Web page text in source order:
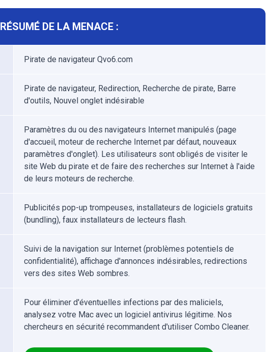
RÉSUMÉ DE LA MENACE :
Pirate de navigateur Qvo6.com
Pirate de navigateur, Redirection, Recherche de pirate, Barre
d'outils, Nouvel onglet indésirable
Paramètres du ou des navigateurs Internet manipulés (page
d'accueil, moteur de recherche Internet par défaut, nouveaux
paramètres d'onglet). Les utilisateurs sont obligés de visiter le
site Web du pirate et de faire des recherches sur Internet à l'aide
de leurs moteurs de recherche.
Publicités pop-up trompeuses, installateurs de logiciels gratuits
(bundling), faux installateurs de lecteurs flash.
Suivi de la navigation sur Internet (problèmes potentiels de
confidentialité), affichage d'annonces indésirables, redirections
vers des sites Web sombres.
Pour éliminer d'éventuelles infections par des maliciels,
analysez votre Mac avec un logiciel antivirus légitime. Nos
chercheurs en sécurité recommandent d'utiliser Combo Cleaner.